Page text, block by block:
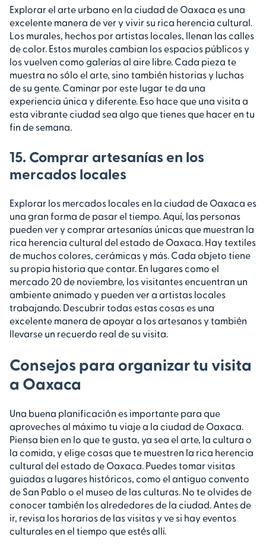
Explorar el arte urbano en la ciudad de Oaxaca es una
excelente manera de ver y vivir su rica herencia cultural.
Los murales, hechos por artistas locales, llenan las calles
de color. Estos murales cambian los espacios públicos y
los vuelven como galerías al aire libre. Cada pieza te
muestra no sólo el arte, sino también historias y luchas
de su gente. Caminar por este lugar te da una
experiencia única y diferente. Eso hace que una visita a
esta vibrante ciudad sea algo que tienes que hacer en tu
fin de semana.
15. Comprar artesanías en los
mercados locales
Explorar los mercados locales en la ciudad de Oaxaca es
una gran forma de pasar el tiempo. Aquí, las personas
pueden ver y comprar artesanías únicas que muestran la
rica herencia cultural del estado de Oaxaca. Hay textiles
de muchos colores, cerámicas y más. Cada objeto tiene
su propia historia que contar. En lugares como el
mercado 20 de noviembre, los visitantes encuentran un
ambiente animado y pueden ver a artistas locales
trabajando. Descubrir todas estas cosas es una
excelente manera de apoyar a los artesanos y también
llevarse un recuerdo real de su visita.
Consejos para organizar tu visita
a Oaxaca
Una buena planificación es importante para que
aproveches al máximo tu viaje a la ciudad de Oaxaca.
Piensa bien en lo que te gusta, ya sea el arte, la cultura o
la comida, y elige cosas que te muestren la rica herencia
cultural del estado de Oaxaca. Puedes tomar visitas
guiadas a lugares históricos, como el antiguo convento
de San Pablo o el museo de las culturas. No te olvides de
conocer también los alrededores de la ciudad. Antes de
ir, revisa los horarios de las visitas y ve si hay eventos
culturales en el tiempo que estés allí.